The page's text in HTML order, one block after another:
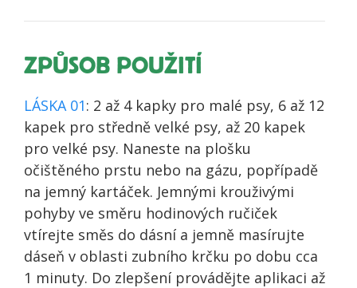
ZPŮSOB POUŽITÍ
LÁSKA 01: 2 až 4 kapky pro malé psy, 6 až 12
kapek pro středně velké psy, až 20 kapek
pro velké psy. Naneste na plošku
očištěného prstu nebo na gázu, popřípadě
na jemný kartáček. Jemnými krouživými
pohyby ve směru hodinových ručiček
vtírejte směs do dásní a jemně masírujte
dáseň v oblasti zubního krčku po dobu cca
1 minuty. Do zlepšení provádějte aplikaci až